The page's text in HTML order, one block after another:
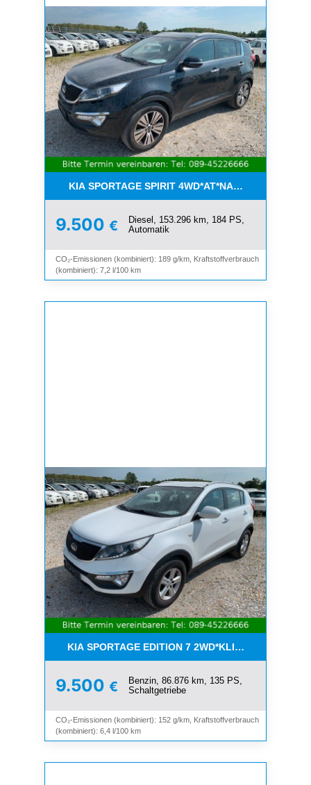
KIA SPORTAGE SPIRIT 4WD*AT*NAVI*8-
9.500 €
Diesel, 153.296 km, 184 PS,
Automatik
CO₂-Emissionen (kombiniert): 189 g/km, Kraftstoffverbrauch
(kombiniert): 7,2 l/100 km
KIA SPORTAGE EDITION 7
9.500 €
Benzin, 86.876 km, 135 PS,
Schaltgetriebe
CO₂-Emissionen (kombiniert): 152 g/km, Kraftstoffverbrauch
(kombiniert): 6,4 l/100 km